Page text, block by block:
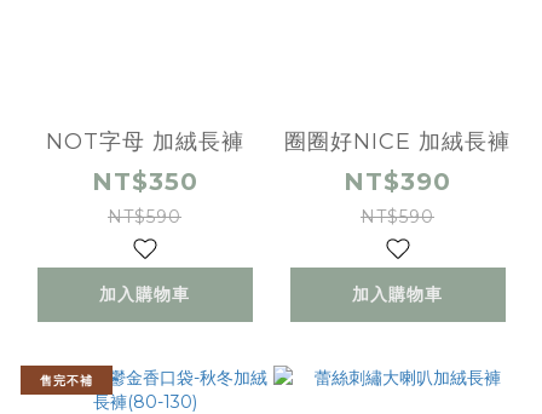
NOT字母 加絨長褲
NT$350
NT$590
加入購物車
圈圈好NICE 加絨長褲
NT$390
NT$590
加入購物車
售完不補